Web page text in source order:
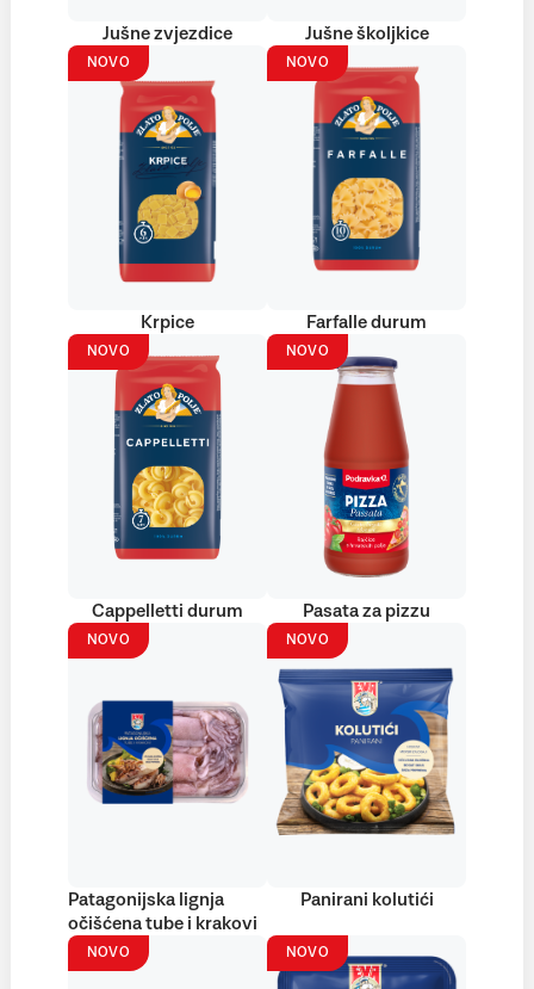
Jušne zvjezdice Jušne školjkice
NOVO
Krpice
NOVO
Farfalle durum
NOVO
Cappelletti durum
NOVO
Pasata za pizzu
NOVO
Patagonijska lignja
očišćena tube i krakovi
NOVO
Panirani kolutići
NOVO NOVO